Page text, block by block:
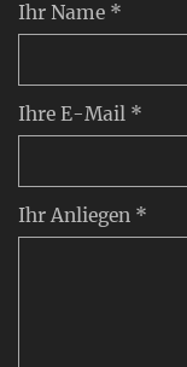
Ihr Name *
Ihre E-Mail *
Ihr Anliegen *